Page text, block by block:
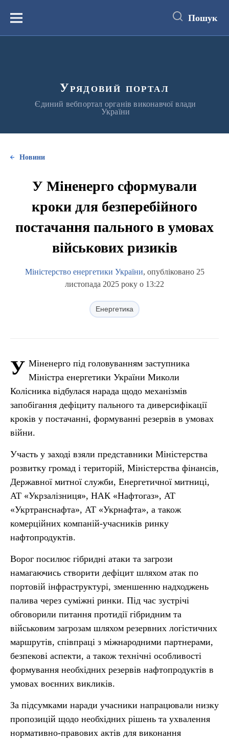
вмістуМеню Пошук
Урядовий портал
Єдиний вебпортал органів виконавчої влади
України
Новини
У Міненерго сформували
кроки для безперебійного
постачання пального в умовах
військових ризиків
Міністерство енергетики України, опубліковано 25
листопада 2025 року о 13:22
Енергетика
У Міненерго під головуванням заступника
Міністра енергетики України Миколи
Колісника відбулася нарада щодо механізмів
запобігання дефіциту пального та диверсифікації
кроків у постачанні, формуванні резервів в умовах
війни.
Участь у заході взяли представники Міністерства
розвитку громад і територій, Міністерства фінансів,
Державної митної служби, Енергетичної митниці,
АТ «Укрзалізниця», НАК «Нафтогаз», АТ
«Укртранснафта», АТ «Укрнафта», а також
комерційних компаній-учасників ринку
нафтопродуктів.
Ворог посилює гібридні атаки та загрози
намагаючись створити дефіцит шляхом атак по
портовій інфраструктурі, зменшенню надходжень
палива через суміжні ринки. Під час зустрічі
обговорили питання протидії гібридним та
військовим загрозам шляхом резервних логістичних
маршрутів, співпраці з міжнародними партнерами,
безпекові аспекти, а також технічні особливості
формування необхідних резервів нафтопродуктів в
умовах воєнних викликів.
За підсумками наради учасники напрацювали низку
пропозицій щодо необхідних рішень та ухвалення
нормативно-правових актів для виконання